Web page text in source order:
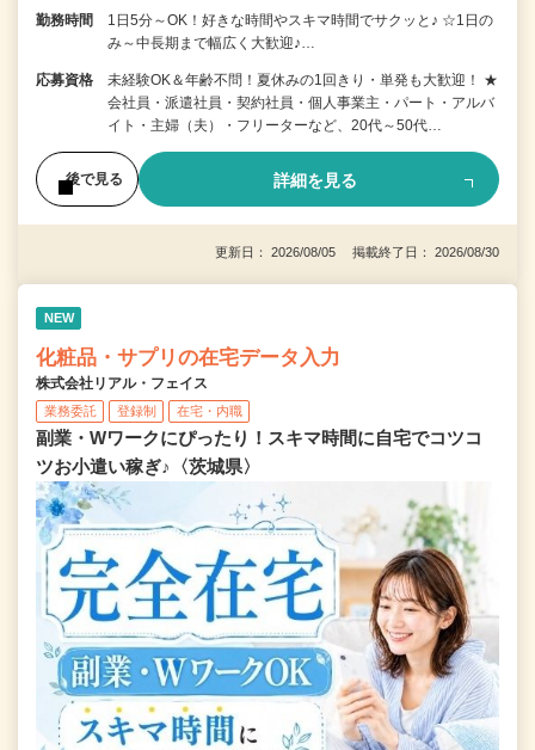
勤務時間
1日5分～OK！好きな時間やスキマ時間でサクッと♪ ☆1日の
み～中長期まで幅広く大歓迎♪…
応募資格
未経験OK＆年齢不問！夏休みの1回きり・単発も大歓迎！ ★
会社員・派遣社員・契約社員・個人事業主・パート・アルバ
イト・主婦（夫）・フリーターなど、20代～50代…
後で見る 詳細を見る
更新日： 2026/08/05 掲載終了日： 2026/08/30
NEW
化粧品・サプリの在宅データ入力
株式会社リアル・フェイス
業務委託 登録制 在宅・内職
副業・Wワークにぴったり！スキマ時間に自宅でコツコ
ツお小遣い稼ぎ♪〈茨城県〉